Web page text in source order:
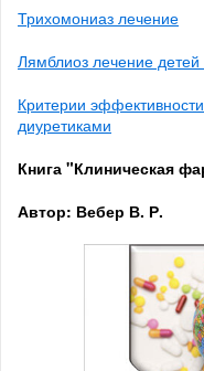
Трихомониаз лечение
Лямблиоз лечение детей
Критерии
диуретиками
Книга "Клиническая
Автор: Вебер В. Р.